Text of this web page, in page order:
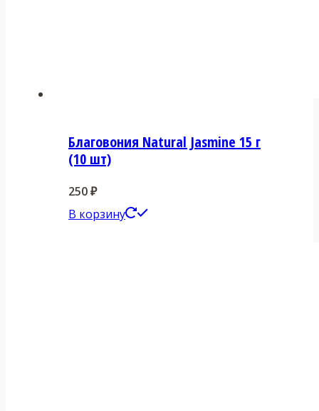
Благовония Natural Jasmine 15 г
(10 шт)
250₽
В корзину